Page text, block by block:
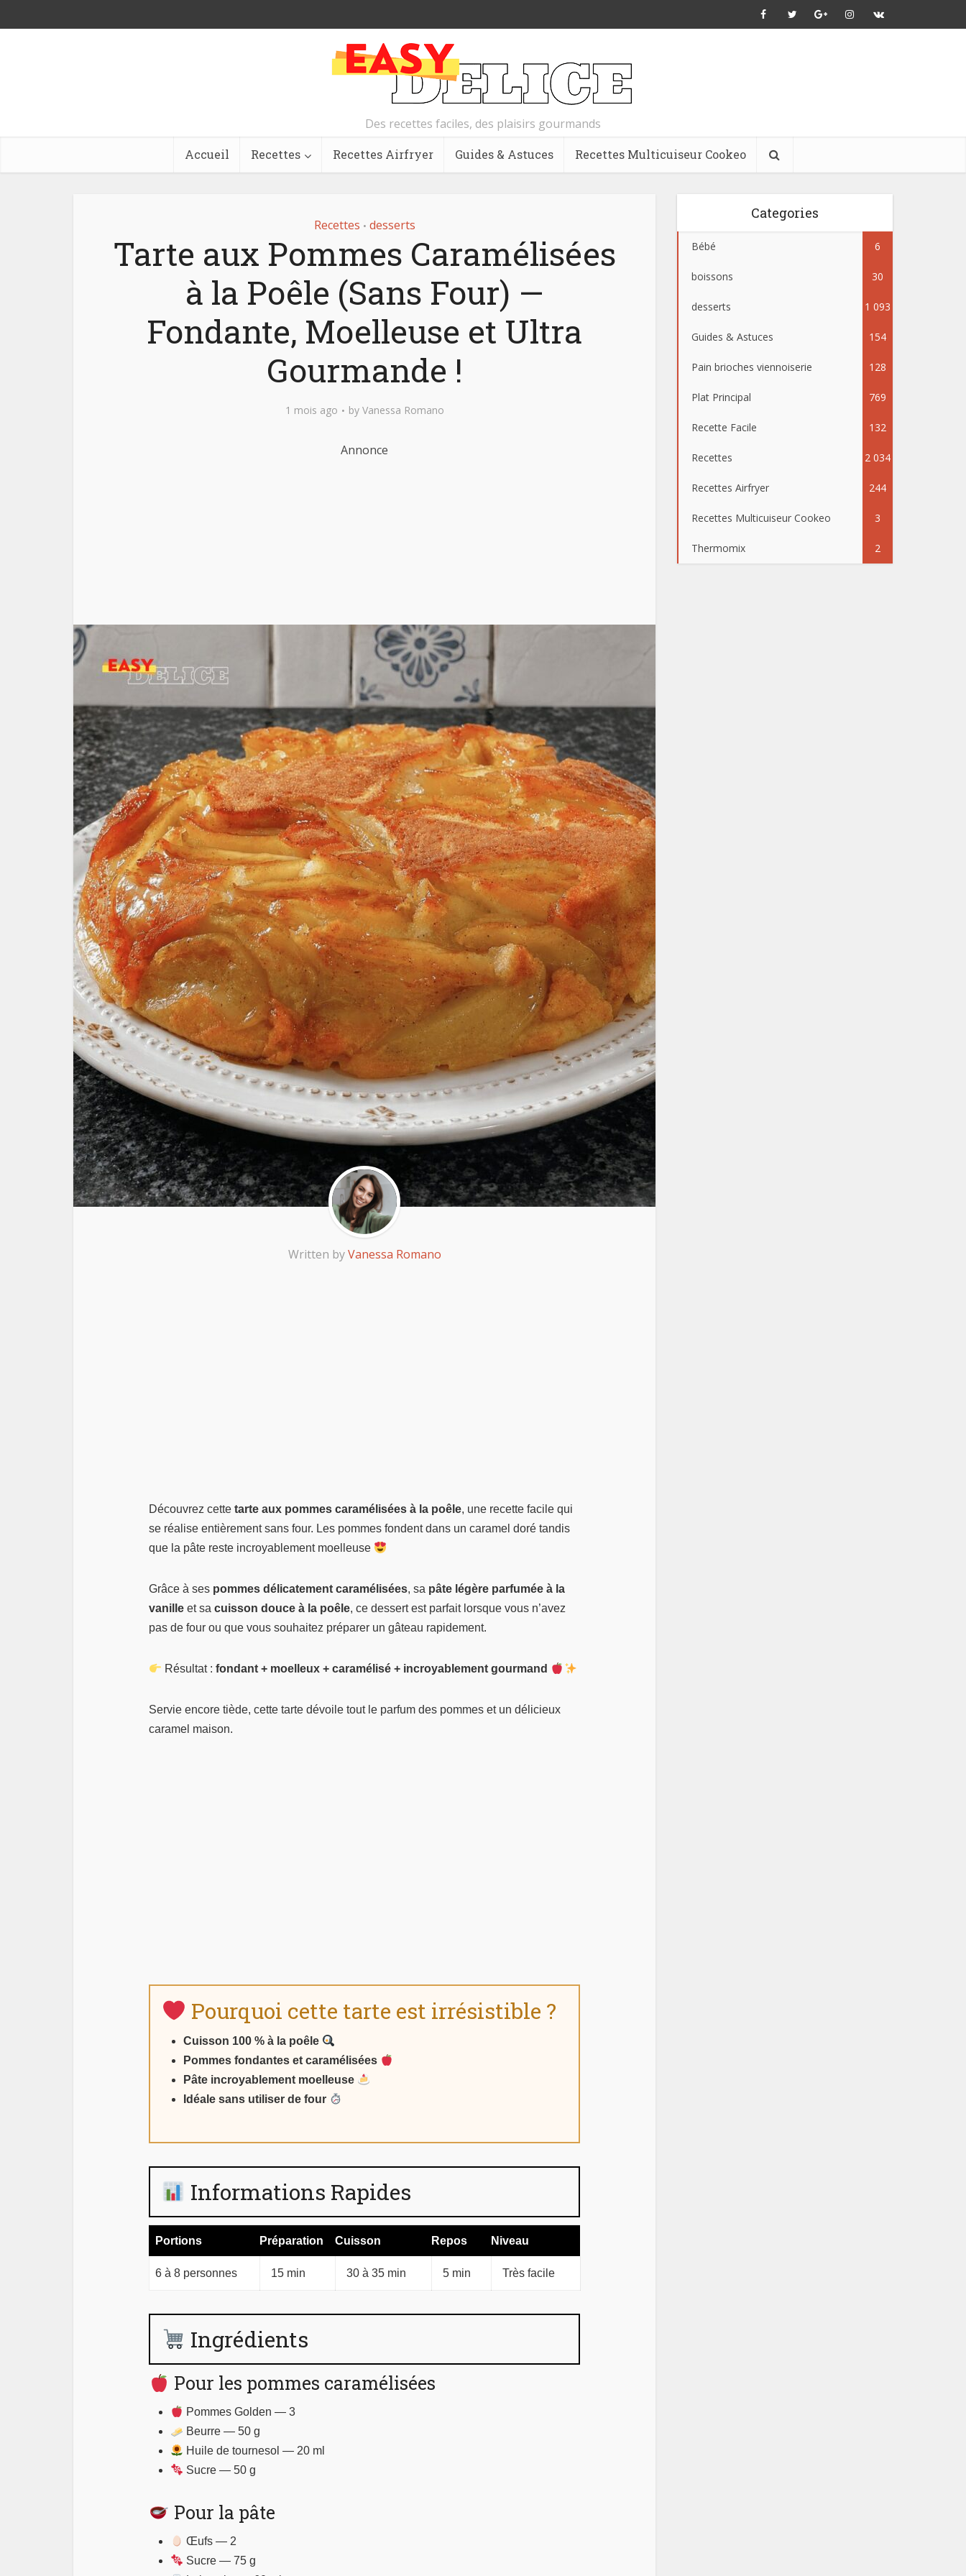
Des recettes faciles, des plaisirs gourmands
Accueil Recettes Recettes Airfryer Guides & Astuces Recettes Multicuiseur Cookeo
Recettes • desserts
Tarte aux Pommes Caramélisées
à la Poêle (Sans Four) —
Fondante, Moelleuse et Ultra
Gourmande !
1 mois ago by Vanessa Romano
Annonce
Written byVanessa Romano
Découvrez cette tarte aux pommes caramélisées à la poêle, une recette facile qui
se réalise entièrement sans four. Les pommes fondent dans un caramel doré tandis
que la pâte reste incroyablement moelleuse
Grâce à ses pommes délicatement caramélisées, sa pâte légère parfumée à la
vanille et sa cuisson douce à la poêle, ce dessert est parfait lorsque vous n’avez
pas de four ou que vous souhaitez préparer un gâteau rapidement.
Résultat :fondant + moelleux + caramélisé + incroyablement gourmand
Servie encore tiède, cette tarte dévoile tout le parfum des pommes et un délicieux
caramel maison.
Pourquoi cette tarte est irrésistible ?
Cuisson 100 % à la poêle
Pommes fondantes et caramélisées
Pâte incroyablement moelleuse
Idéale sans utiliser de four
Informations Rapides
Portions Préparation Cuisson Repos Niveau
6 à 8 personnes 15 min 30 à 35 min 5 min Très facile
Ingrédients
Pour les pommes caramélisées
Pommes Golden — 3
Beurre — 50 g
Huile de tournesol — 20 ml
Sucre — 50 g
Pour la pâte
Œufs — 2
Sucre — 75 g
Categories
Bébé 6
boissons 30
desserts 1 093
Guides & Astuces 154
Pain brioches viennoiserie 128
Plat Principal 769
Recette Facile 132
Recettes 2 034
Recettes Airfryer 244
Recettes Multicuiseur Cookeo 3
Thermomix 2